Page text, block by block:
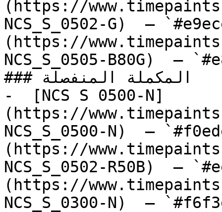
(https://
NCS_S_0502-G)  —
(https://
NCS_S_0505-B80G)  —
### المكملة المنفصلة
-  [NCS S 0500-N]
(https://
NCS_S_0500-N)  —
(https://
NCS_S_0502-R50B)  —
(https://
NCS_S_0300-N)  —